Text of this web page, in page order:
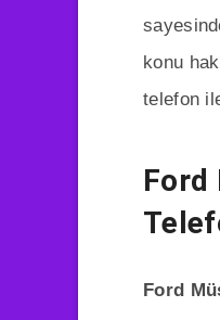
konu
telefon
Ford
Ford